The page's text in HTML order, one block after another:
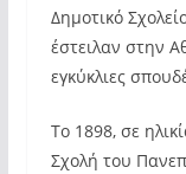
Δημοτικό
έστειλαν στην
εγκύκλιες
Το 1898, σε
Σχολή του